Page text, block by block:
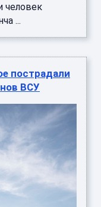
человек
...
пострадали
ВСУ